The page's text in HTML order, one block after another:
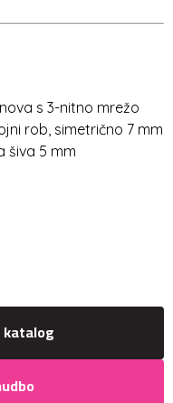
s 3-nitno mrežo
rob, simetrično 7 mm
šiva 5 mm